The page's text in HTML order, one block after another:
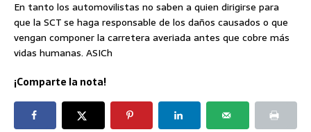
En tanto los automovilistas no saben a quien dirigirse para
que la SCT se haga responsable de los daños causados o que
vengan componer la carretera averiada antes que cobre más
vidas humanas. ASICh
¡Comparte la nota!